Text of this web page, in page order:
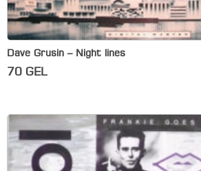
Dave Grusin – Night lines
70 GEL